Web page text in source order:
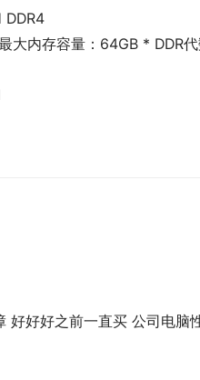
DDR4
内存容量：64GB * DDR
好好好之前一直买 公司电脑